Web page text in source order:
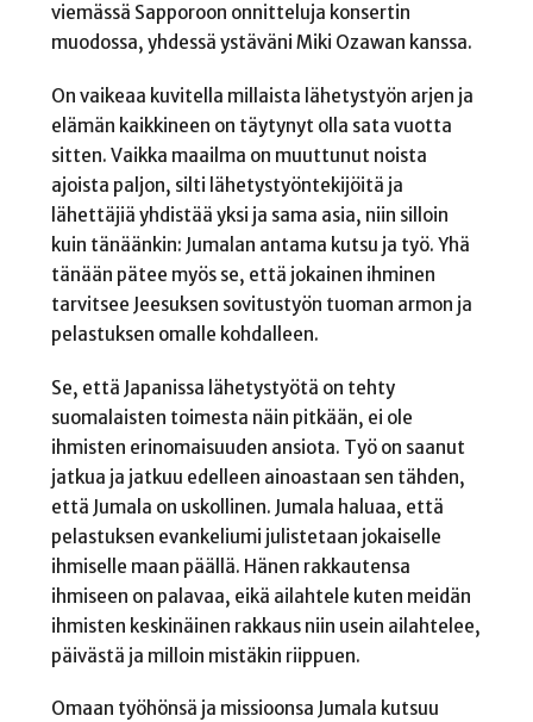
viemässä Sapporoon onnitteluja konsertin
muodossa, yhdessä ystäväni Miki Ozawan kanssa.
On vaikeaa kuvitella millaista lähetystyön arjen ja
elämän kaikkineen on täytynyt olla sata vuotta
sitten. Vaikka maailma on muuttunut noista
ajoista paljon, silti lähetystyöntekijöitä ja
lähettäjiä yhdistää yksi ja sama asia, niin silloin
kuin tänäänkin: Jumalan antama kutsu ja työ. Yhä
tänään pätee myös se, että jokainen ihminen
tarvitsee Jeesuksen sovitustyön tuoman armon ja
pelastuksen omalle kohdalleen.
Se, että Japanissa lähetystyötä on tehty
suomalaisten toimesta näin pitkään, ei ole
ihmisten erinomaisuuden ansiota. Työ on saanut
jatkua ja jatkuu edelleen ainoastaan sen tähden,
että Jumala on uskollinen. Jumala haluaa, että
pelastuksen evankeliumi julistetaan jokaiselle
ihmiselle maan päällä. Hänen rakkautensa
ihmiseen on palavaa, eikä ailahtele kuten meidän
ihmisten keskinäinen rakkaus niin usein ailahtelee,
päivästä ja milloin mistäkin riippuen.
Omaan työhönsä ja missioonsa Jumala kutsuu